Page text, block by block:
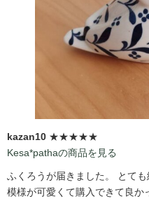
kazan10 ★★★★★
Kesa*pathaの商品を見る
ふくろうが届きました。 とて
模様が可愛くて購入できて良